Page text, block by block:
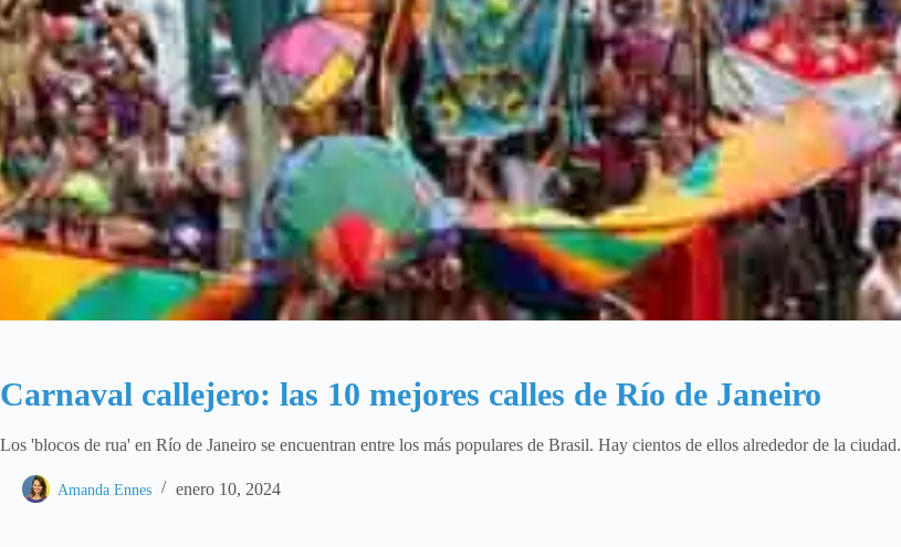
Carnaval callejero: las 10 mejores calles de Río de Janeiro
Los 'blocos de rua' en Río de Janeiro se encuentran entre los más populares de Brasil. Hay cientos de ellos alrededor de la ciudad.
Amanda Ennes enero 10, 2024